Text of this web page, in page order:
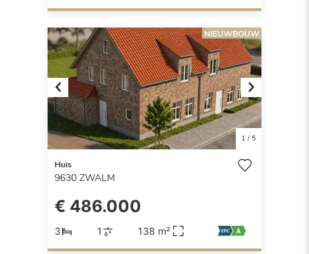
Previous Next
1/ 5
NIEUWBOUW
Huis
9630 ZWALM
€ 486.000
3 1 138 m²